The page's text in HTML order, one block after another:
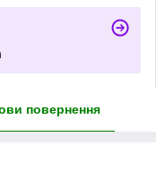
повернення